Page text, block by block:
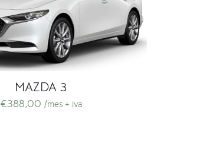
MAZDA 3
€388,00 /mes + iva